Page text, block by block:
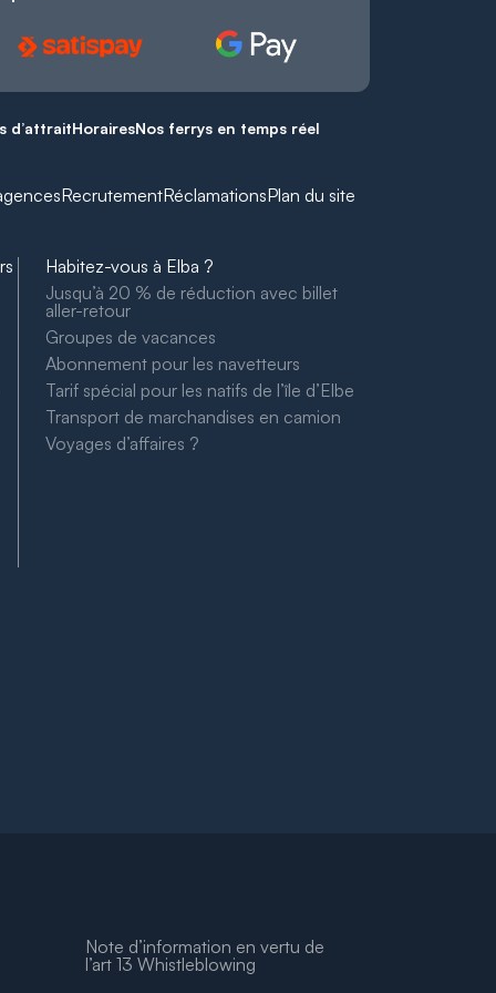
d’attraitHorairesNos ferrys en temps réel
RecrutementRéclamationsPlan du site
Habitez-vous à Elba ?
Jusqu’à 20 % de réduction avec billet
aller-retour
Groupes de vacances
Abonnement pour les navetteurs
Tarif spécial pour les natifs de l’île d’Elbe
Transport de marchandises en camion
Voyages d’affaires ?
Note d’information en vertu de
l’art 13 Whistleblowing